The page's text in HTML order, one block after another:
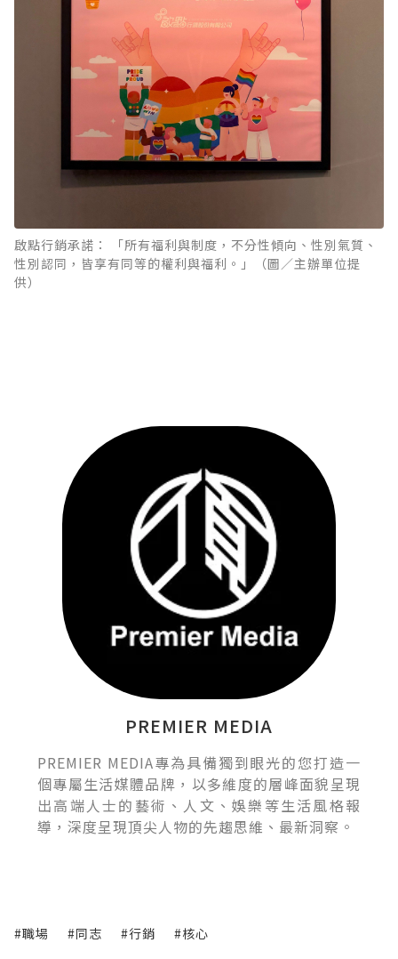
啟點行銷承諾： 「所有福利與制度，不分性傾向、性別氣質、
性別認同，皆享有同等的權利與福利。」（圖／主辦單位提
供）
PREMIER MEDIA
PREMIER MEDIA專為具備獨到眼光的您打造一
個專屬生活媒體品牌，以多維度的層峰面貌呈現
出高端人士的藝術、人文、娛樂等生活風格報
導，深度呈現頂尖人物的先趨思維、最新洞察。
#職場 #同志 #行銷 #核心